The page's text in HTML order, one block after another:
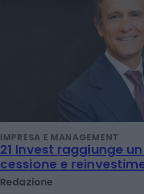
IMPRESA E MANAGEMENT
21 Invest raggiunge
cessione e
Redazione